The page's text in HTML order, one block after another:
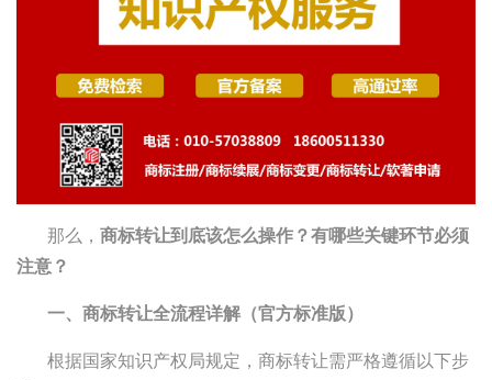
那么， 商标转让到底该怎么操作？有哪些关键环节必须
注意？
一、商标转让全流程详解（官方标准版）
根据国家知识产权局规定，商标转让需严格遵循以下步